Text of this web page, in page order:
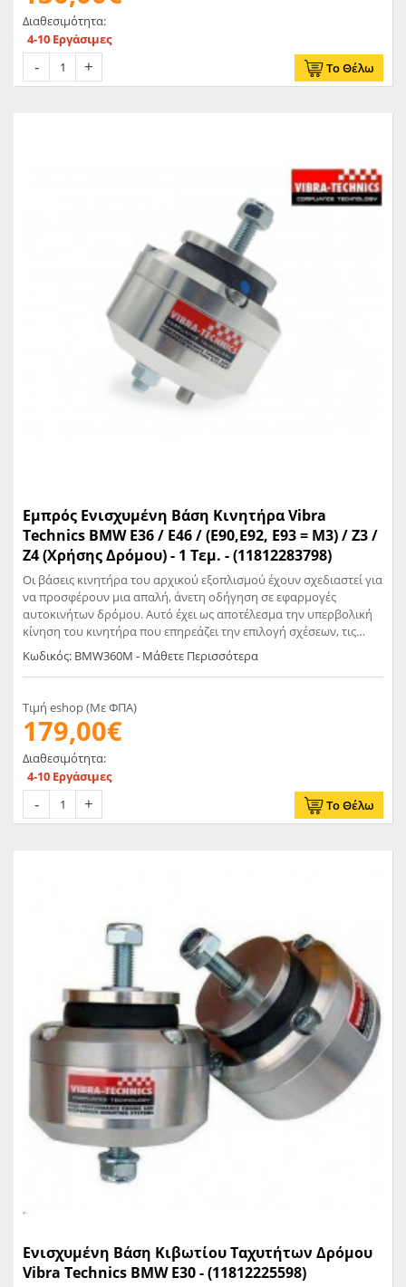
Διαθεσιμότητα:
4-10 Εργάσιμες
Το Θέλω
Εμπρός Ενισχυμένη Βάση Κινητήρα Vibra
Technics BMW Ε36 / Ε46 / (Ε90,Ε92, Ε93 = Μ3) / Z3 /
Ζ4 (Χρήσης Δρόμου) - 1 Τεμ. - (11812283798)
Οι βάσεις κινητήρα του αρχικού εξοπλισμού έχουν σχεδιαστεί για
να προσφέρουν μια απαλή, άνετη οδήγηση σε εφαρμογές
αυτοκινήτων δρόμου. Αυτό έχει ως αποτέλεσμα την υπερβολική
κίνηση του κινητήρα που επηρεάζει την επιλογή σχέσεων, τις
στροφές και το φρενάρισμα όταν το αυτοκίνητο οδηγείται στην
πίστα. Η Vibra-Technics δημιούργησε αυτό το στήριγμα για να
δώσει τη «σπορ» αίσθηση στην M3. Είναι ιδανικό για αυτοκίνητα
πίστας ή για οδηγούς που θέλουν μια αγωνιστική αίσθηση στο
αυτοκίνητό τους. Η βάση του κινητήρα έχει ένα κατεργασμένο
περίβλημα και έναν ελαστικό μονωτή στον πυρήνα του. Είναι
απολύτως ασφαλές για αστοχίες, καθιστώντας το ιδανικό για
αγωνιστικές εφαρμογές αυτοκινήτων. Η τιμή αφορά μία μόνο
βάση.
Κωδικός: BMW360M - Μάθετε Περισσότερα
Τιμή eshop (Με ΦΠΑ)
179,00€
Διαθεσιμότητα:
4-10 Εργάσιμες
Το Θέλω
Ενισχυμένη Βάση Κιβωτίου Ταχυτήτων Δρόμου
Vibra Technics BMW E30 - (11812225598)